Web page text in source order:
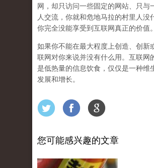
网，却只访问一些固定的网站、只与
人交流，你就和危地马拉的村里人没
你完全没能享受到互联网真正的价值。
如果你不能在最大程度上创造、创新
联网对你来说并没有什么用。互联网
是低热量的信息饮食，仅仅是一种维
发展和增长。
您可能感兴趣的文章